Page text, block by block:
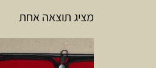
מציג תוצאה אחת